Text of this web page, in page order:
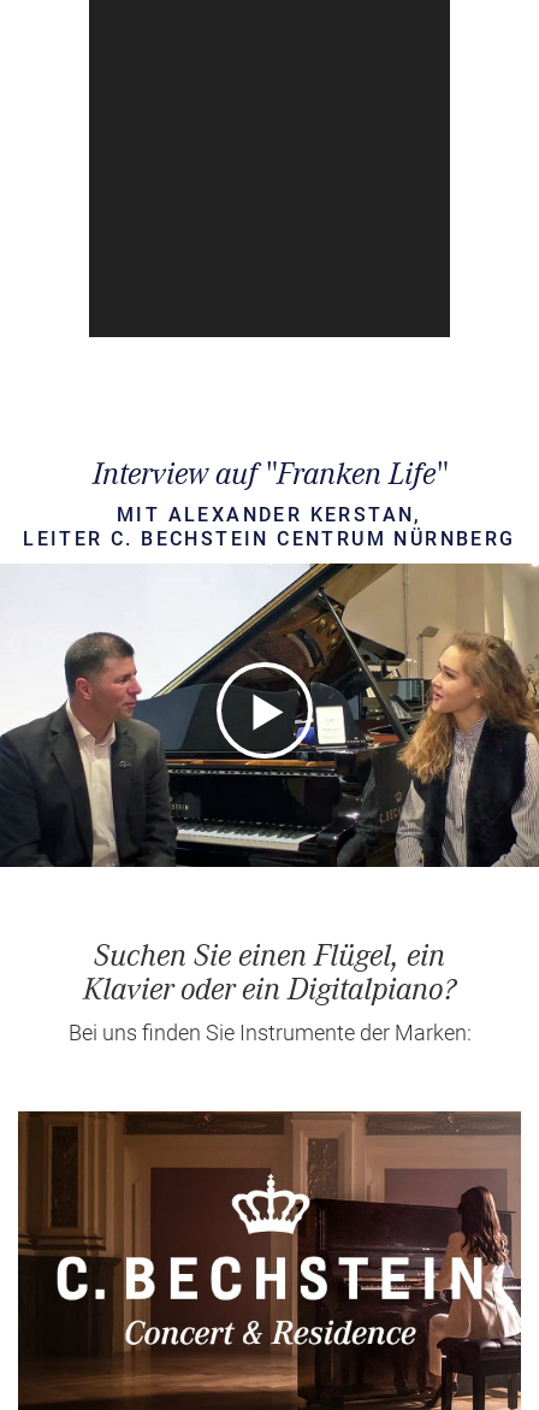
Interview auf "Franken Life"
MIT ALEXANDER KERSTAN,
LEITER C. BECHSTEIN CENTRUM NÜRNBERG
Suchen Sie einen Flügel, ein
Klavier oder ein Digitalpiano?
Bei uns finden Sie Instrumente der Marken: